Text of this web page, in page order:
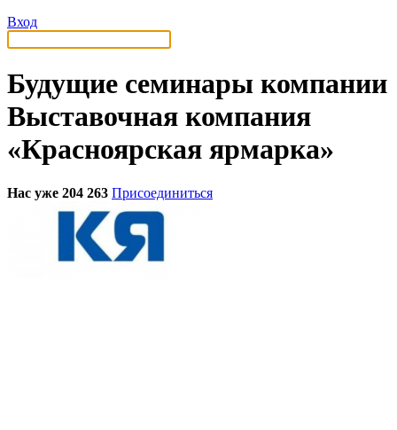
Вход
Будущие семинары компании
Выставочная компания
«Красноярская ярмарка»
Нас уже 204 263 Присоединиться